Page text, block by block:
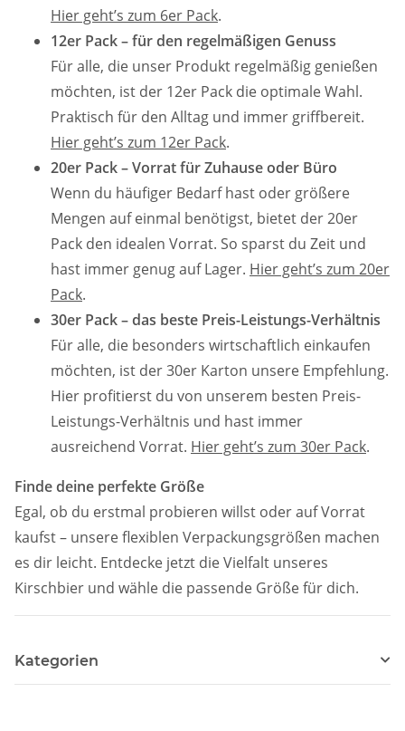
Hier geht’s zum 6er Pack.
12er Pack – für den regelmäßigen Genuss
Für alle, die unser Produkt regelmäßig genießen
möchten, ist der 12er Pack die optimale Wahl.
Praktisch für den Alltag und immer griffbereit.
Hier geht’s zum 12er Pack.
20er Pack – Vorrat für Zuhause oder Büro
Wenn du häufiger Bedarf hast oder größere
Mengen auf einmal benötigst, bietet der 20er
Pack den idealen Vorrat. So sparst du Zeit und
hast immer genug auf Lager. Hier geht’s zum 20er
Pack.
30er Pack – das beste Preis-Leistungs-Verhältnis
Für alle, die besonders wirtschaftlich einkaufen
möchten, ist der 30er Karton unsere Empfehlung.
Hier profitierst du von unserem besten Preis-
Leistungs-Verhältnis und hast immer
ausreichend Vorrat. Hier geht’s zum 30er Pack.
Finde deine perfekte Größe
Egal, ob du erstmal probieren willst oder auf Vorrat
kaufst – unsere flexiblen Verpackungsgrößen machen
es dir leicht. Entdecke jetzt die Vielfalt unseres
Kirschbier und wähle die passende Größe für dich.
Kategorien